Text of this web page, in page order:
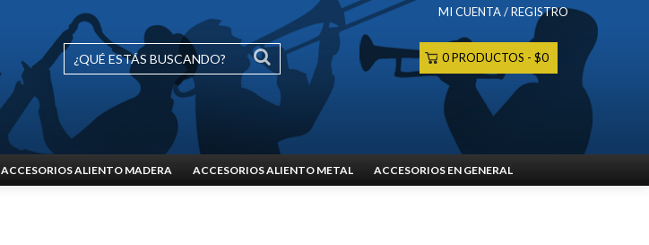
MI CUENTA / REGISTRO
0 PRODUCTOS $0
ACCESORIOS ALIENTO MADERA ACCESORIOS ALIENTO METAL ACCESORIOS EN GENERAL